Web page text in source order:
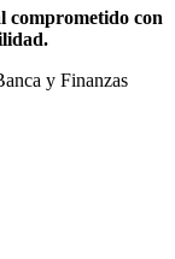
comprometido con
y Finanzas